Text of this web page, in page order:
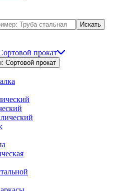
Искать
прокат
Сортовой прокат